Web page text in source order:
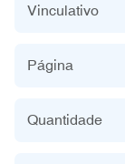
Vinculativo
Página
Quantidade